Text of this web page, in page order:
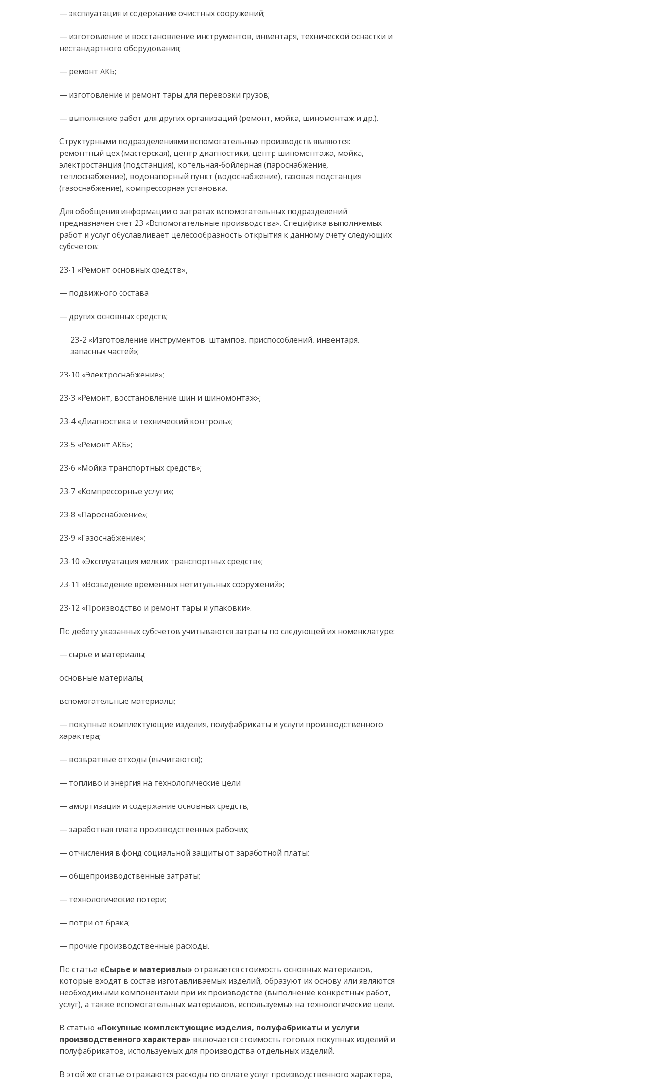
— эксплуатация и содержание очистных сооружений;
— изготовление и восстановление инструментов, инвентаря, технической оснастки и
нестандартного оборудования;
— ремонт АКБ;
— изготовление и ремонт тары для перевозки грузов;
— выполнение работ для других организаций (ремонт, мойка, шиномонтаж и др.).
Структурными подразделениями вспомогательных производств являются:
ремонтный цех (мастерская), центр диагностики, центр шиномонтажа, мойка,
электростанция (подстанция), котельная-бойлерная (пароснабжение,
теплоснабжение), водонапорный пункт (водоснабжение), газовая подстанция
(газоснабжение), компрессорная установка.
Для обобщения информации о затратах вспомогательных подразделений
предназначен счет 23 «Вспомогательные производства». Специфика выполняемых
работ и услуг обуславливает целесообразность открытия к данному счету следующих
субсчетов:
23-1 «Ремонт основных средств»,
— подвижного состава
— других основных средств;
23-2 «Изготовление инструментов, штампов, приспособлений, инвентаря,
запасных частей»;
23-10 «Электроснабжение»;
23-3 «Ремонт, восстановление шин и шиномонтаж»;
23-4 «Диагностика и технический контроль»;
23-5 «Ремонт АКБ»;
23-6 «Мойка транспортных средств»;
23-7 «Компрессорные услуги»;
23-8 «Пароснабжение»;
23-9 «Газоснабжение»;
23-10 «Эксплуатация мелких транспортных средств»;
23-11 «Возведение временных нетитульных сооружений»;
23-12 «Производство и ремонт тары и упаковки».
По дебету указанных субсчетов учитываются затраты по следующей их номенклатуре:
— сырье и материалы;
основные материалы;
вспомогательные материалы;
— покупные комплектующие изделия, полуфабрикаты и услуги производственного
характера;
— возвратные отходы (вычитаются);
— топливо и энергия на технологические цели;
— амортизация и содержание основных средств;
— заработная плата производственных рабочих;
— отчисления в фонд социальной защиты от заработной платы;
— общепроизводственные затраты;
— технологические потери;
— потри от брака;
— прочие производственные расходы.
По статье «Сырье и материалы» отражается стоимость основных материалов,
которые входят в состав изготавливаемых изделий, образуют их основу или являются
необходимыми компонентами при их производстве (выполнение конкретных работ,
услуг), а также вспомогательных материалов, используемых на технологические цели.
В статью «Покупные комплектующие изделия, полуфабрикаты и услуги
производственного характера» включается стоимость готовых покупных изделий и
полуфабрикатов, используемых для производства отдельных изделий.
В этой же статье отражаются расходы по оплате услуг производственного характера,